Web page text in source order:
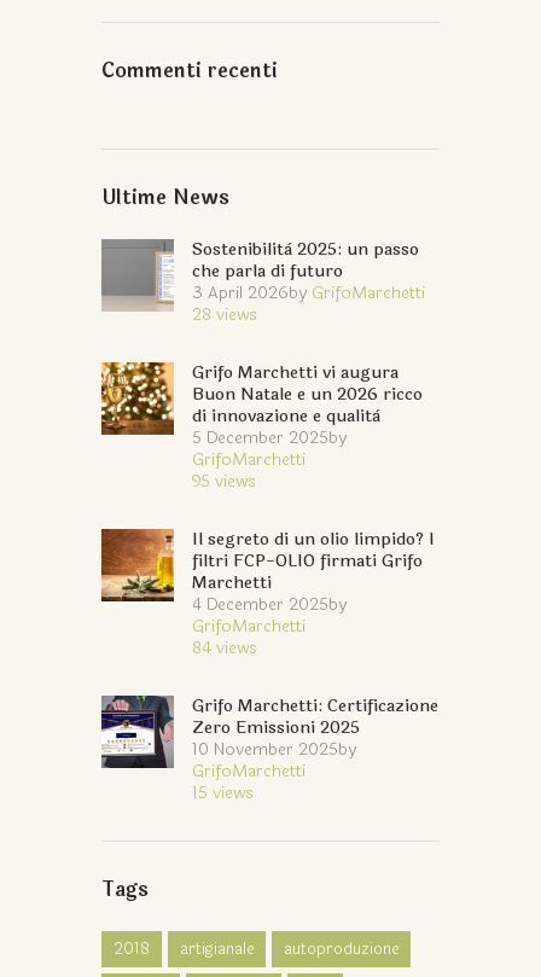
Commenti recenti
Ultime News
Sostenibilità 2025: un passo
che parla di futuro
3 April 2026by GrifoMarchetti
28 views
Grifo Marchetti vi augura
Buon Natale e un 2026 ricco
di innovazione e qualità
5 December 2025by
GrifoMarchetti
95 views
Il segreto di un olio limpido? I
filtri FCP-OLIO firmati Grifo
Marchetti
4 December 2025by
GrifoMarchetti
84views
Grifo Marchetti: Certificazione
Zero Emissioni 2025
10 November 2025by
GrifoMarchetti
15 views
Tags
2018 artigianale
autoproduzione